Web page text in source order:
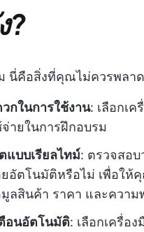
?
นี่คือสิ่งที่คุณไม่ควรพลา
กในการใช้งาน: เลือกเ
ายในการฝึกอบรม
แบบเรียลไทม์: ตรวจสอบ
อัตโนมัติหรือไม่ เพื่อให้
ลสินค้า ราคา และความ
อนอัตโนมัติ: เลือกเครื่อ